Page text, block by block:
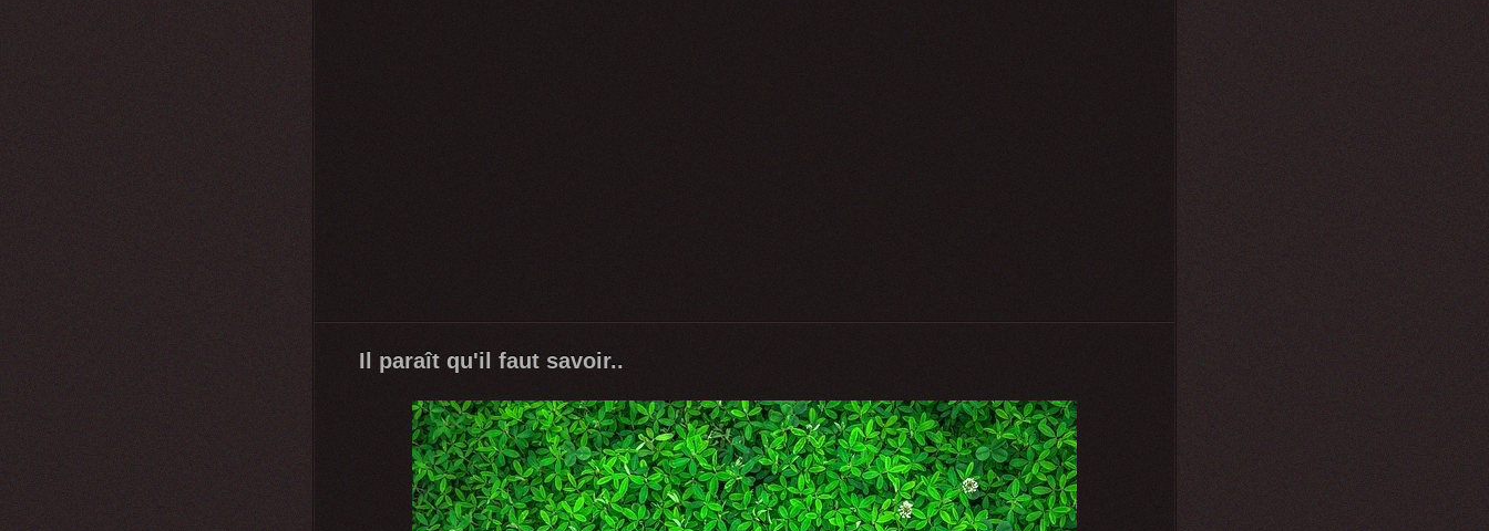
Il paraît qu'il faut savoir..